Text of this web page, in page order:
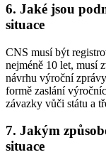
6. Jaké jsou
situace
CNS musí být
nejméně 10 let, musí
návrhu výroční
formě zaslání
závazky vůči státu a
7. Jakým
situace